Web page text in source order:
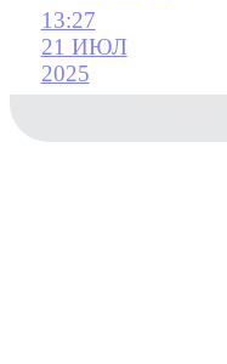
13:27
21 ИЮЛ
2025